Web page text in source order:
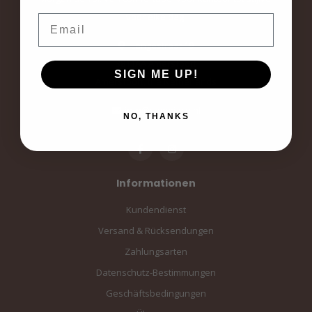
voor elke dag.
Langestraat 19
3811AA Amersfoort
Amersfoort, the Netherlands
info@sampiace.nl
Informationen
Kundendienst
Versand & Rücksendungen
Zahlungsarten
Datenschutz-Bestimmungen
Geschäftsbedingungen
SIGN ME UP!
NO, THANKS